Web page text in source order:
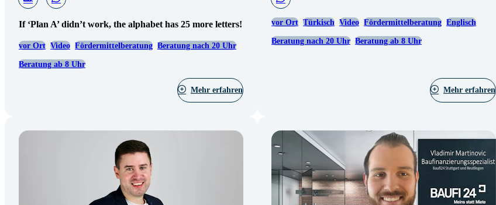
If ‘Plan A’ didn’t work, the alphabet has 25 more letters!
vor Ort Video Fördermittelberatung Beratung nach 20 Uhr
Beratung ab 8 Uhr
Mehr erfahren
vor Ort Türkisch Video Fördermittelberatung Englisch
Beratung nach 20 Uhr Beratung ab 8 Uhr
Mehr erfahren